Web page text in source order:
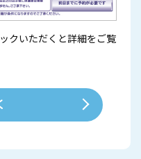
クいただくと詳細をご覧